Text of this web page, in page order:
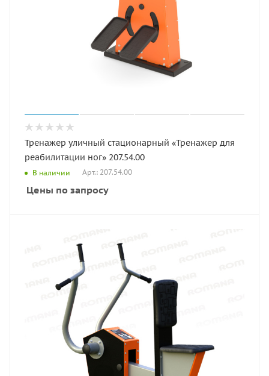
Тренажер уличный стационарный «Тренажер для
реабилитации ног» 207.54.00
В наличии Арт.: 207.54.00
Цены по запросу